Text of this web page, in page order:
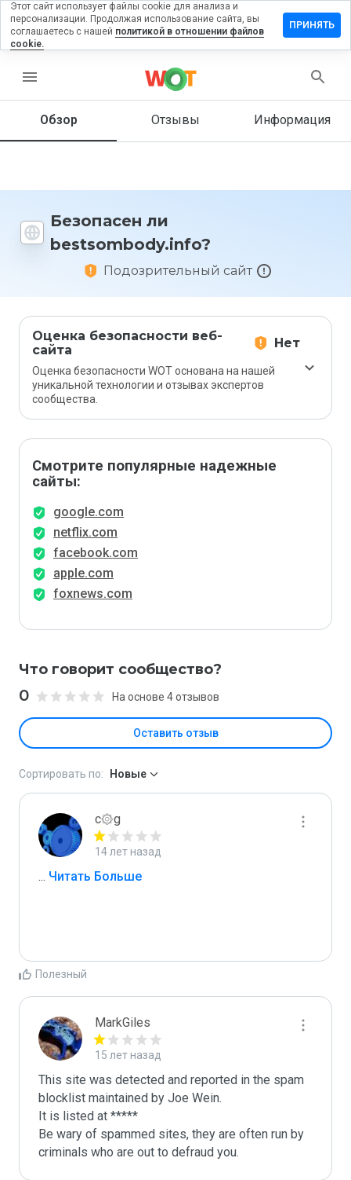
menu
Обзор Отзывы Информация
Безопасен ли
bestsombody.info?
Подозрительный сайт
Оценка безопасности веб-
сайта
Нет
Оценка безопасности WOT основана на нашей
уникальной технологии и отзывах экспертов
сообщества.
Смотрите популярные надежные
сайты:
google.com
netflix.com
facebook.com
apple.com
foxnews.com
Что говорит сообщество?
0 На основе 4 отзывов
Оставить отзыв
отзыв
Как бы
этот
1 до 5?
Сортировать по: Новые
c۞g
14 лет назад
... Читать Больше
Полезный
MarkGiles
15 лет назад
This site was detected and reported in the spam
blocklist maintained by Joe Wein.
It is listed at *****
Be wary of spammed sites, they are often run by
criminals who are out to defraud you.
Этот сайт использует файлы cookie для анализа и
персонализации. Продолжая использование сайта, вы
соглашаетесь с нашей политикой в отношении файлов
cookie.
ПРИНЯТЬ